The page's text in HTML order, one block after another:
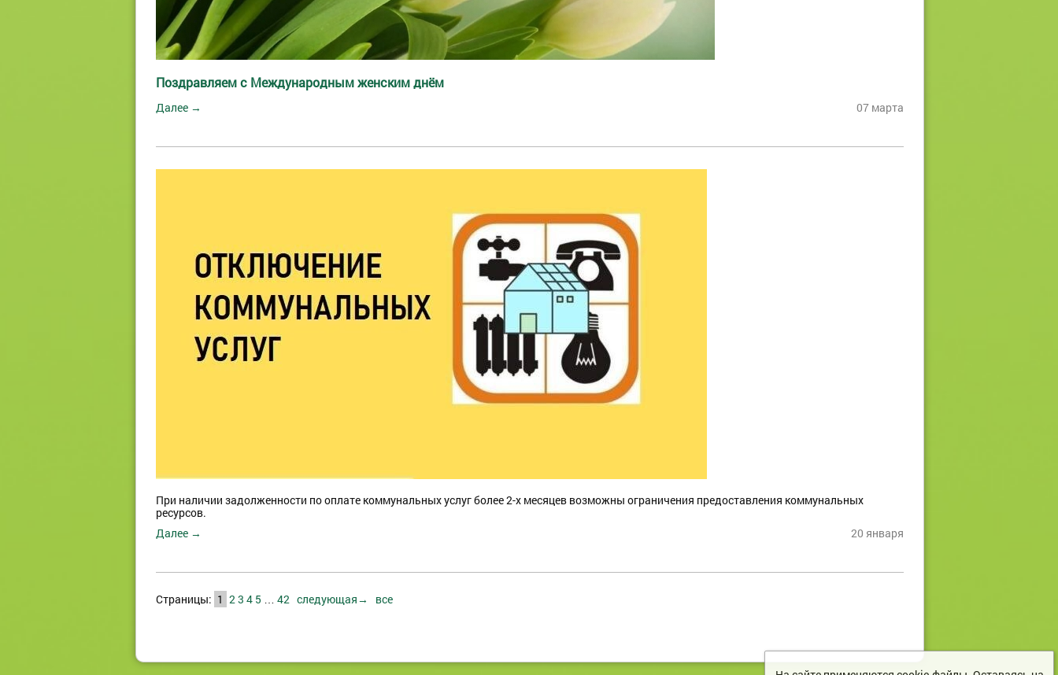
Поздравляем с Международным женским днём
Далее → 07 марта
При наличии задолженности по оплате коммунальных услуг более 2-х месяцев возможны ограничения предоставления коммунальных
ресурсов.
Далее →
20 января
Страницы: 1 2 3 4 5 42 следующая→ все